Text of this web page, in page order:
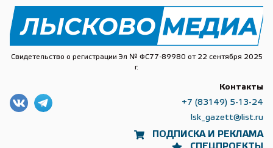
Свидетельство о регистрации Эл № ФС77-89980 от 22 сентября 2025
г.
ПОДПИСКА И РЕКЛАМА
Контакты
+7 (83149) 5-13-24
lsk_gazett@list.ru